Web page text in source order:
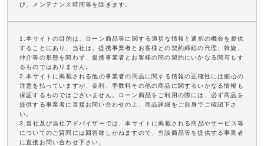
び、メンテナンス時間等を除きます。
1.本サイトの目的は、ローン商品等に関する適切な情報と選択の機会を提供
することにあり、当社は、提携事業者とお客様との契約締結の代理、斡旋、
仲介等の形態を問わず、提携事業者とお客様の間の契約にいかなる関与もす
るものではありません。
2.本サイトに掲載される他の事業者の商品に関する情報の正確性には細心の
注意を払っていますが、金利、手数料その他の商品に関するいかなる情報も
保証するものではございません。ローン商品をご利用の際には、必ず商品を
提供する事業者に直接お問い合わせの上、商品詳細をご自身でご確認下さ
い。
3.当社及び当社アドバイザーでは、本サイトに掲載される商品やサービス等
についてのご質問には回答致しかねますので、当該商品等を提供する事業者
に直接お問い合わせ下さい。